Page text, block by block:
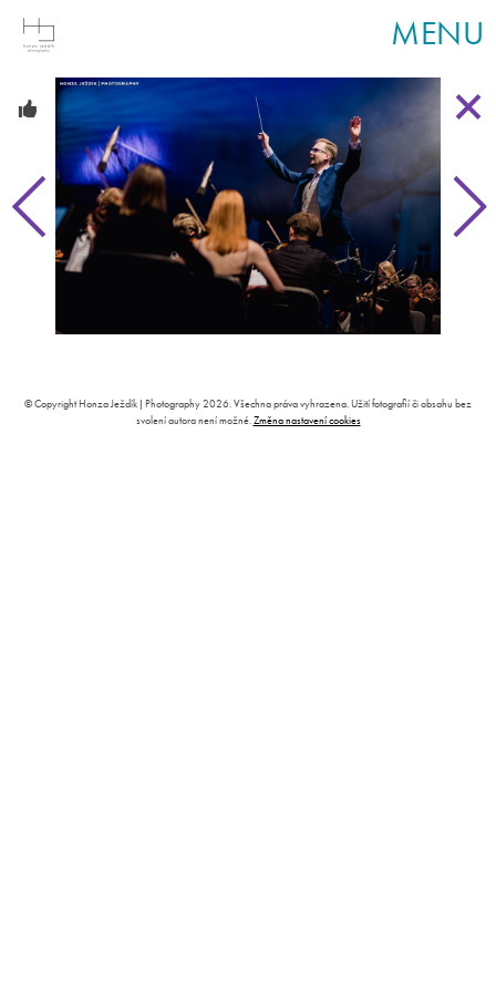
MENU
© Copyright Honza Ježdík | Photography 2026. Všechna práva vyhrazena. Užití fotografií či obsahu bez
svolení autora není možné.Změna nastavení cookies